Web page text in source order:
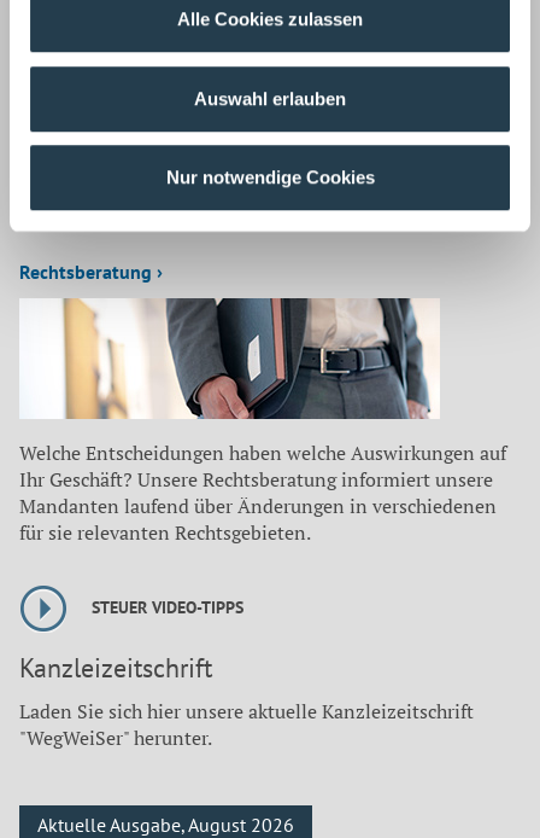
Alle Cookies zulassen
Auswahl erlauben
Nur notwendige Cookies
Unsere Steuerberater informieren unsere Mandanten
laufend über steuerrelevante Neuigkeiten: neue
Unterstützungsangebote, geänderte Antragsfristen,
außergewöhnliche Gestaltungsmöglichkeiten u. v. m.
Rechtsberatung ›
Welche Entscheidungen haben welche Auswirkungen auf
Ihr Geschäft? Unsere Rechtsberatung informiert unsere
Mandanten laufend über Änderungen in verschiedenen
für sie relevanten Rechtsgebieten.
STEUER VIDEO-TIPPS
Kanzleizeitschrift
Laden Sie sich hier unsere aktuelle Kanzleizeitschrift
"WegWeiSer" herunter.
Aktuelle Ausgabe, August 2026